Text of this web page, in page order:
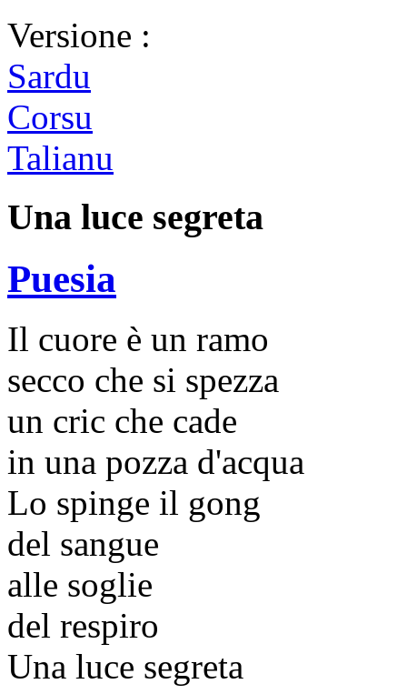
Versione :
Sardu
Corsu
Talianu
Una luce segreta
Puesia
Il cuore è un ramo
secco che si spezza
un cric che cade
in una pozza d'acqua
Lo spinge il gong
del sangue
alle soglie
del respiro
Una luce segreta